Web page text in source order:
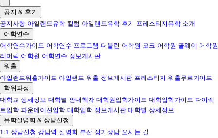
공지 & 후기
공지사항 아일랜드유학 칼럼 아일랜드유학 후기 프레스티지유학 소개
어학연수
어학연수가이드 어학연수 프로그램 더블린 어학원 코크 어학원 골웨이 어학원
리머릭 어학원 어학연수 정보게시판
워홀
아일랜드워홀가이드 아일랜드 워홀 정보게시판 프레스티지 워홀무료가이드
학위과정
대학교 상세정보 대학별 안내책자 대학원입학가이드 대학입학가이드 다이렉
트입학 파운데이션입학 대학입학 정보게시판 대학별 상세정보
유학설명회 & 상담신청
1:1 상담신청 강남역 설명회 부산 정기상담 오시는 길